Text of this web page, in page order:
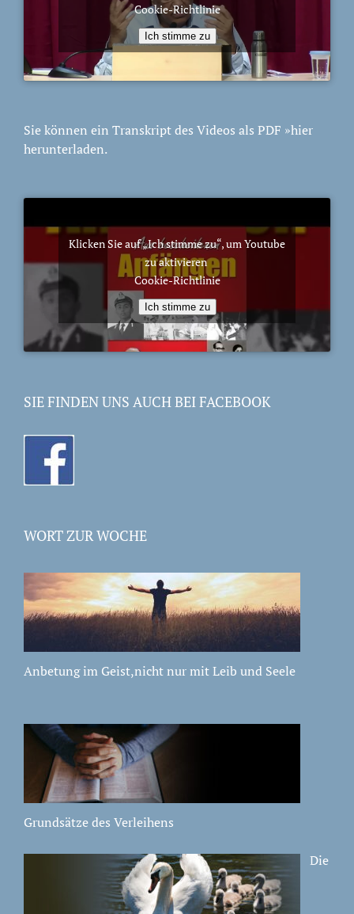
Cookie-Richtlinie
Ich stimme zu
Sie können ein Transkript des Videos als PDF »hier
herunterladen.
Klicken Sie auf „Ich stimme zu“, um Youtube
zu aktivieren
Cookie-Richtlinie
Ich stimme zu
SIE FINDEN UNS AUCH BEI FACEBOOK
WORT ZUR WOCHE
Anbetung im Geist,nicht nur mit Leib und Seele
Grundsätze des Verleihens
Die